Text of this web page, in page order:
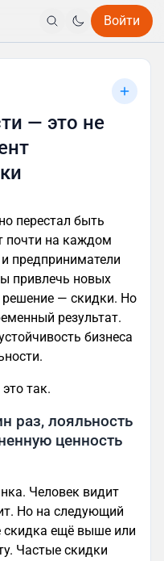
Войти
— это не
перестал быть
почти на каждом
предприниматели
привлечь новых
решение — скидки. Но
результат.
бизнеса
так.
раз, лояльность
ценность
Человек видит
Но на следующий
скидка ещё выше или
Частые скидки